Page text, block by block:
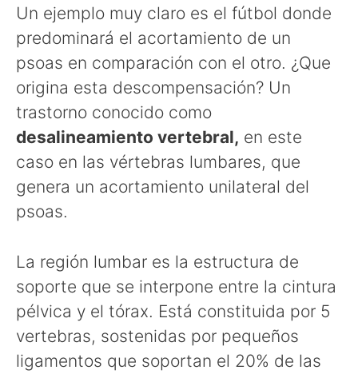
Un ejemplo muy claro es el fútbol donde
predominará el acortamiento de un
psoas en comparación con el otro. ¿Que
origina esta descompensación? Un
trastorno conocido como
desalineamiento vertebral, en este
caso en las vértebras lumbares, que
genera un acortamiento unilateral del
psoas.
La región lumbar es la estructura de
soporte que se interpone entre la cintura
pélvica y el tórax. Está constituida por 5
vertebras, sostenidas por pequeños
ligamentos que soportan el 20% de las